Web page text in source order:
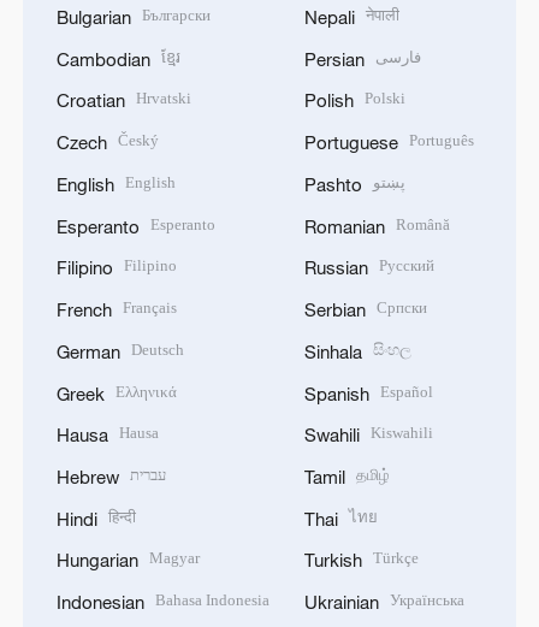
Bulgarian Български
Cambodian ខ្មែរ
Croatian Hrvatski
Czech Český
English English
Esperanto Esperanto
Filipino Filipino
French Français
German Deutsch
Greek Ελληνικά
Hausa Hausa
Hebrew עברית
Hindi हिन्दी
Hungarian Magyar
Indonesian Bahasa Indonesia
Nepali नेपाली
Persian فارسی
Polish Polski
Portuguese Português
Pashto پښتو
Romanian Română
Russian Русский
Serbian Српски
Sinhala සිංහල
Spanish Español
Swahili Kiswahili
Tamil தமிழ்
Thai ไทย
Turkish Türkçe
Ukrainian Українська